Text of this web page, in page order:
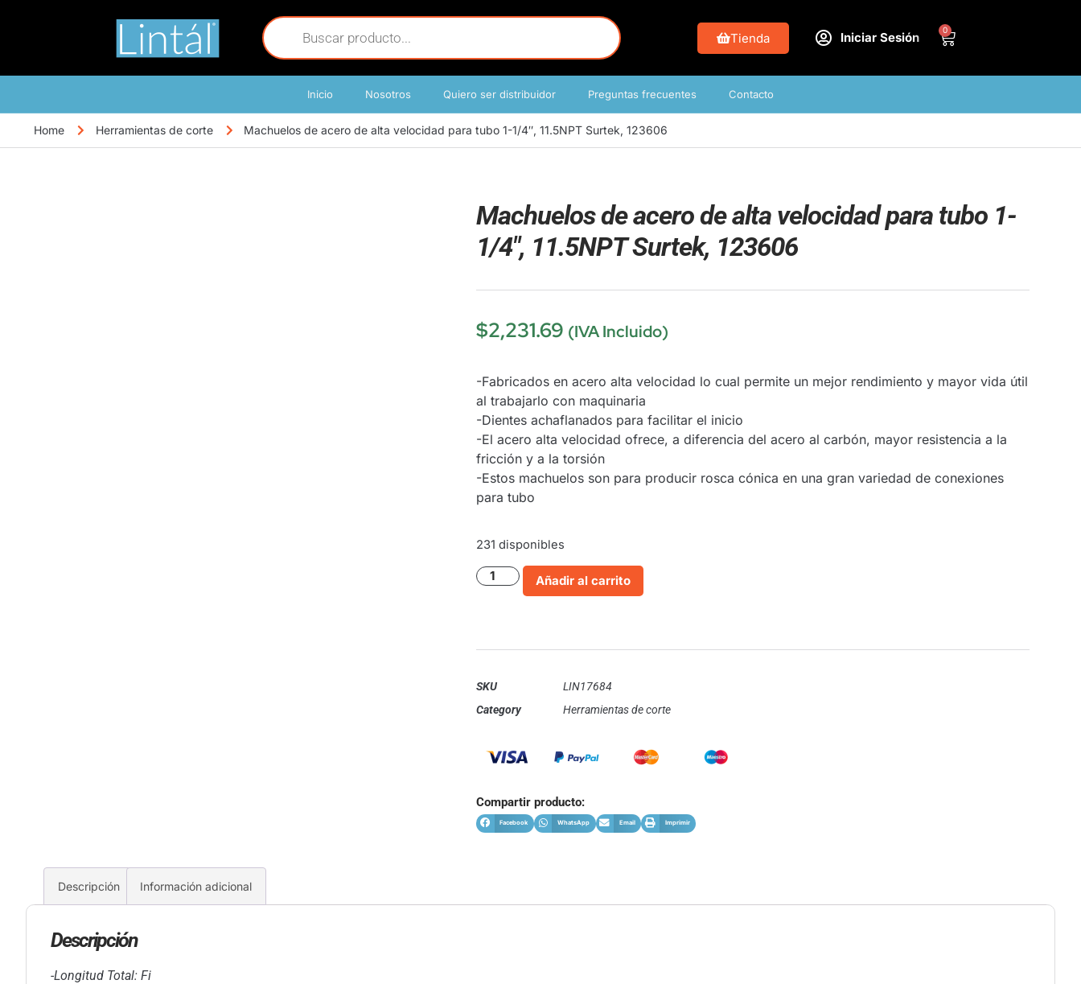
Tienda Iniciar Sesión
0
Inicio Nosotros Quiero ser distribuidor Preguntas frecuentes Contacto
Home Herramientas de corte Machuelos de acero de alta velocidad para tubo 1-1/4″, 11.5NPT Surtek, 123606
Machuelos de acero de alta velocidad para tubo 1-
1/4″, 11.5NPT Surtek, 123606
$2,231.69 (IVA Incluido)
-Fabricados en acero alta velocidad lo cual permite un mejor rendimiento y mayor vida útil
al trabajarlo con maquinaria
-Dientes achaflanados para facilitar el inicio
-El acero alta velocidad ofrece, a diferencia del acero al carbón, mayor resistencia a la
fricción y a la torsión
-Estos machuelos son para producir rosca cónica en una gran variedad de conexiones
para tubo
231 disponibles
Añadir al carrito
SKU
LIN17684
Category
Herramientas de corte
Compartir producto:
Facebook WhatsApp Email Imprimir
Descripción Información adicional
Descripción
-Longitud Total: Fi